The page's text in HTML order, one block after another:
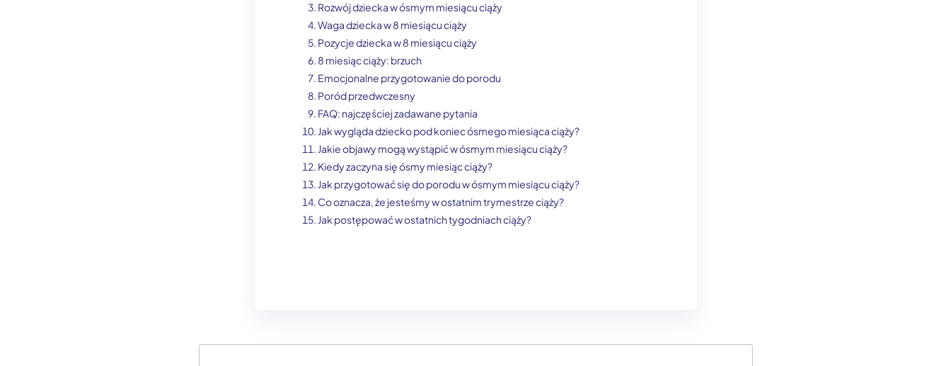
Rozwój dziecka w ósmym miesiącu ciąży
Waga dziecka w 8 miesiącu ciąży
Pozycje dziecka w 8 miesiącu ciąży
8 miesiąc ciąży: brzuch
Emocjonalne przygotowanie do porodu
Poród przedwczesny
FAQ: najczęściej zadawane pytania
Jak wygląda dziecko pod koniec ósmego miesiąca ciąży?
Jakie objawy mogą wystąpić w ósmym miesiącu ciąży?
Kiedy zaczyna się ósmy miesiąc ciąży?
Jak przygotować się do porodu w ósmym miesiącu ciąży?
Co oznacza, że jesteśmy w ostatnim trymestrze ciąży?
Jak postępować w ostatnich tygodniach ciąży?